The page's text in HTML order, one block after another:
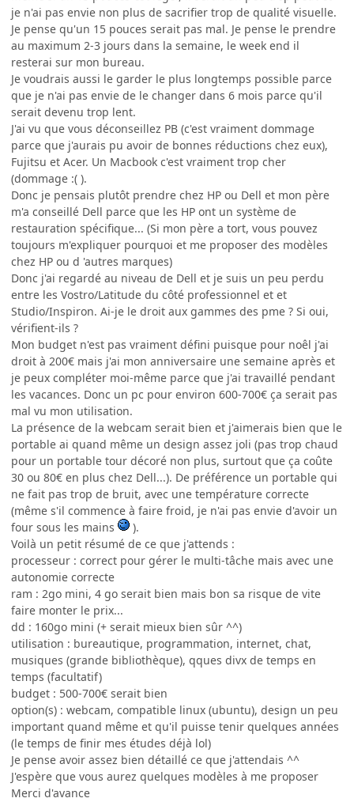
je n'ai pas envie non plus de sacrifier trop de qualité visuelle.
Je pense qu'un 15 pouces serait pas mal. Je pense le prendre
au maximum 2-3 jours dans la semaine, le week end il
resterai sur mon bureau.
Je voudrais aussi le garder le plus longtemps possible parce
que je n'ai pas envie de le changer dans 6 mois parce qu'il
serait devenu trop lent.
J'ai vu que vous déconseillez PB (c'est vraiment dommage
parce que j'aurais pu avoir de bonnes réductions chez eux),
Fujitsu et Acer. Un Macbook c'est vraiment trop cher
(dommage :( ).
Donc je pensais plutôt prendre chez HP ou Dell et mon père
m'a conseillé Dell parce que les HP ont un système de
restauration spécifique... (Si mon père a tort, vous pouvez
toujours m'expliquer pourquoi et me proposer des modèles
chez HP ou d 'autres marques)
Donc j'ai regardé au niveau de Dell et je suis un peu perdu
entre les Vostro/Latitude du côté professionnel et et
Studio/Inspiron. Ai-je le droit aux gammes des pme ? Si oui,
vérifient-ils ?
Mon budget n'est pas vraiment défini puisque pour noêl j'ai
droit à 200€ mais j'ai mon anniversaire une semaine après et
je peux compléter moi-même parce que j'ai travaillé pendant
les vacances. Donc un pc pour environ 600-700€ ça serait pas
mal vu mon utilisation.
La présence de la webcam serait bien et j'aimerais bien que le
portable ai quand même un design assez joli (pas trop chaud
pour un portable tour décoré non plus, surtout que ça coûte
30 ou 80€ en plus chez Dell...). De préférence un portable qui
ne fait pas trop de bruit, avec une température correcte
(même s'il commence à faire froid, je n'ai pas envie d'avoir un
four sous les mains
).
Voilà un petit résumé de ce que j'attends :
processeur : correct pour gérer le multi-tâche mais avec une
autonomie correcte
ram : 2go mini, 4 go serait bien mais bon sa risque de vite
faire monter le prix...
dd : 160go mini (+ serait mieux bien sûr ^^)
utilisation : bureautique, programmation, internet, chat,
musiques (grande bibliothèque), qques divx de temps en
temps (facultatif)
budget : 500-700€ serait bien
option(s) : webcam, compatible linux (ubuntu), design un peu
important quand même et qu'il puisse tenir quelques années
(le temps de finir mes études déjà lol)
Je pense avoir assez bien détaillé ce que j'attendais ^^
J'espère que vous aurez quelques modèles à me proposer
Merci d'avance